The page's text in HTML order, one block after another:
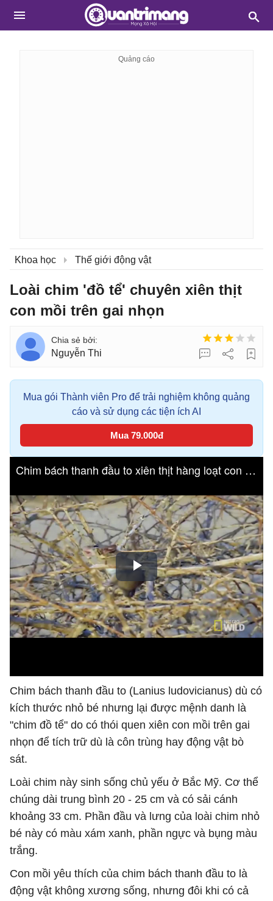
Khoa học Thế giới động vật
Loài chim 'đồ tể' chuyên xiên thịt
con mồi trên gai nhọn
Nguyễn Thi
Mua gói Thành viên Pro để trải nghiệm không quảng
cáo và sử dụng các tiện ích AI
Mua 79.000đ
Chim bách thanh đầu to (Lanius ludovicianus) dù có
kích thước nhỏ bé nhưng lại được mệnh danh là
"chim đồ tể" do có thói quen xiên con mồi trên gai
nhọn để tích trữ dù là côn trùng hay động vật bò
sát.
Loài chim này sinh sống chủ yếu ở Bắc Mỹ. Cơ thể
chúng dài trung bình 20 - 25 cm và có sải cánh
khoảng 33 cm. Phần đầu và lưng của loài chim nhỏ
bé này có màu xám xanh, phần ngực và bụng màu
trắng.
Con mồi yêu thích của chim bách thanh đầu to là
động vật không xương sống, nhưng đôi khi có cả